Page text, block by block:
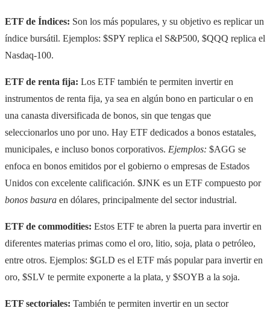
ETF de Índices: Son los más populares, y su objetivo es replicar un
índice bursátil. Ejemplos: $SPY replica el S&P500, $QQQ replica el
Nasdaq-100.
ETF de renta fija: Los ETF también te permiten invertir en
instrumentos de renta fija, ya sea en algún bono en particular o en
una canasta diversificada de bonos, sin que tengas que
seleccionarlos uno por uno. Hay ETF dedicados a bonos estatales,
municipales, e incluso bonos corporativos. Ejemplos: $AGG se
enfoca en bonos emitidos por el gobierno o empresas de Estados
Unidos con excelente calificación. $JNK es un ETF compuesto por
bonos basura en dólares, principalmente del sector industrial.
ETF de commodities: Estos ETF te abren la puerta para invertir en
diferentes materias primas como el oro, litio, soja, plata o petróleo,
entre otros. Ejemplos: $GLD es el ETF más popular para invertir en
oro, $SLV te permite exponerte a la plata, y $SOYB a la soja.
ETF sectoriales: También te permiten invertir en un sector